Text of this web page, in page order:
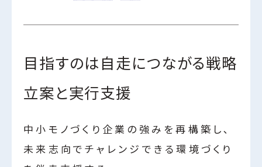
目指すのは自走につながる戦略
立案と実行支援
中小モノづくり企業の強みを再構築し､
未来志向でチャレンジできる環境づくり